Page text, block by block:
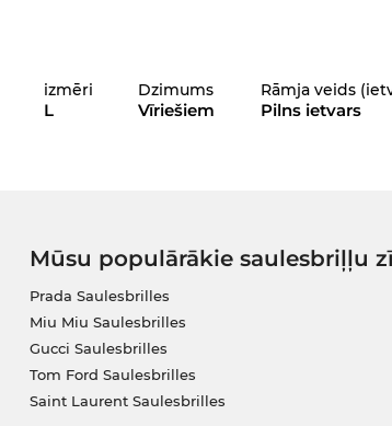
izmēri
L
Dzimums
Vīriešiem
Rāmja veids
Pilns ietvars
Mūsu populārākie saulesbriļļu
Prada Saulesbrilles
Miu Miu Saulesbrilles
Gucci Saulesbrilles
Tom Ford Saulesbrilles
Saint Laurent Saulesbrilles